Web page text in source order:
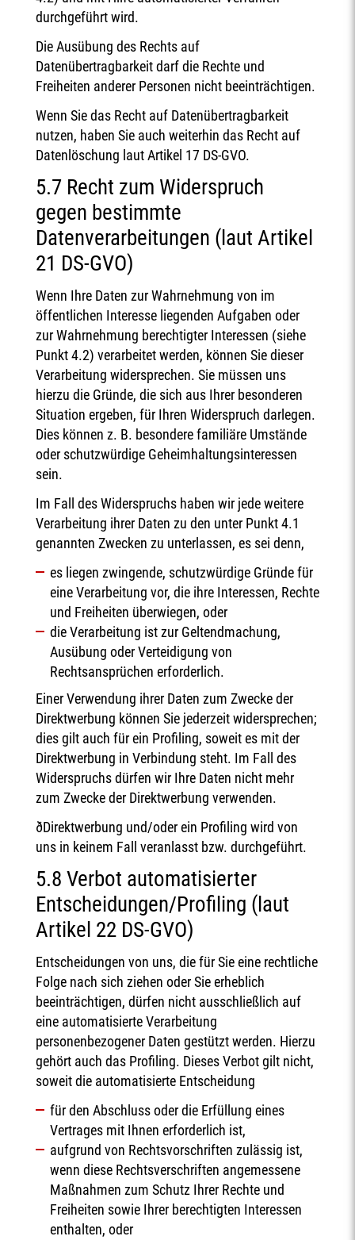
durchgeführt wird.
Die Ausübung des Rechts auf
Datenübertragbarkeit darf die Rechte und
Freiheiten anderer Personen nicht beeinträchtigen.
Wenn Sie das Recht auf Datenübertragbarkeit
nutzen, haben Sie auch weiterhin das Recht auf
Datenlöschung laut Artikel 17 DS-GVO.
5.7 Recht zum Widerspruch
gegen bestimmte
Datenverarbeitungen (laut Artikel
21 DS-GVO)
Wenn Ihre Daten zur Wahrnehmung von im
öffentlichen Interesse liegenden Aufgaben oder
zur Wahrnehmung berechtigter Interessen (siehe
Punkt 4.2) verarbeitet werden, können Sie dieser
Verarbeitung widersprechen. Sie müssen uns
hierzu die Gründe, die sich aus Ihrer besonderen
Situation ergeben, für Ihren Widerspruch darlegen.
Dies können z. B. besondere familiäre Umstände
oder schutzwürdige Geheimhaltungsinteressen
sein.
Im Fall des Widerspruchs haben wir jede weitere
Verarbeitung ihrer Daten zu den unter Punkt 4.1
genannten Zwecken zu unterlassen, es sei denn,
es liegen zwingende, schutzwürdige Gründe für
eine Verarbeitung vor, die ihre Interessen, Rechte
und Freiheiten überwiegen, oder
die Verarbeitung ist zur Geltendmachung,
Ausübung oder Verteidigung von
Rechtsansprüchen erforderlich.
Einer Verwendung ihrer Daten zum Zwecke der
Direktwerbung können Sie jederzeit widersprechen;
dies gilt auch für ein Profiling, soweit es mit der
Direktwerbung in Verbindung steht. Im Fall des
Widerspruchs dürfen wir Ihre Daten nicht mehr
zum Zwecke der Direktwerbung verwenden.
ðDirektwerbung und/oder ein Profiling wird von
uns in keinem Fall veranlasst bzw. durchgeführt.
5.8 Verbot automatisierter
Entscheidungen/Profiling (laut
Artikel 22 DS-GVO)
Entscheidungen von uns, die für Sie eine rechtliche
Folge nach sich ziehen oder Sie erheblich
beeinträchtigen, dürfen nicht ausschließlich auf
eine automatisierte Verarbeitung
personenbezogener Daten gestützt werden. Hierzu
gehört auch das Profiling. Dieses Verbot gilt nicht,
soweit die automatisierte Entscheidung
für den Abschluss oder die Erfüllung eines
Vertrages mit Ihnen erforderlich ist,
aufgrund von Rechtsvorschriften zulässig ist,
wenn diese Rechtsverschriften angemessene
Maßnahmen zum Schutz Ihrer Rechte und
Freiheiten sowie Ihrer berechtigten Interessen
enthalten, oder